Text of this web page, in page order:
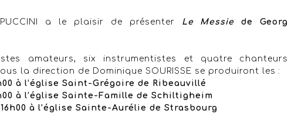
PUCCINI a le plaisir de présenter Le Messie de Georg
amateurs, six instrumentistes et quatre chanteurs
la direction de Dominique SOURISSE se produiront les :
à l’église Saint-Grégoire de Ribeauvillé
à l’église Sainte-Famille de Schiltigheim
à l’église Sainte-Aurélie de Strasbourg